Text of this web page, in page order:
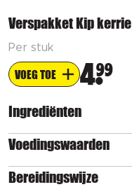
Verspakket Kip kerrie
Per stuk
VOEG TOE 499
Ingrediënten
Voedingswaarden
Bereidingswijze